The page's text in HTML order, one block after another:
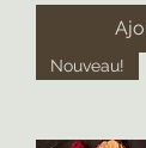
Nouveau!